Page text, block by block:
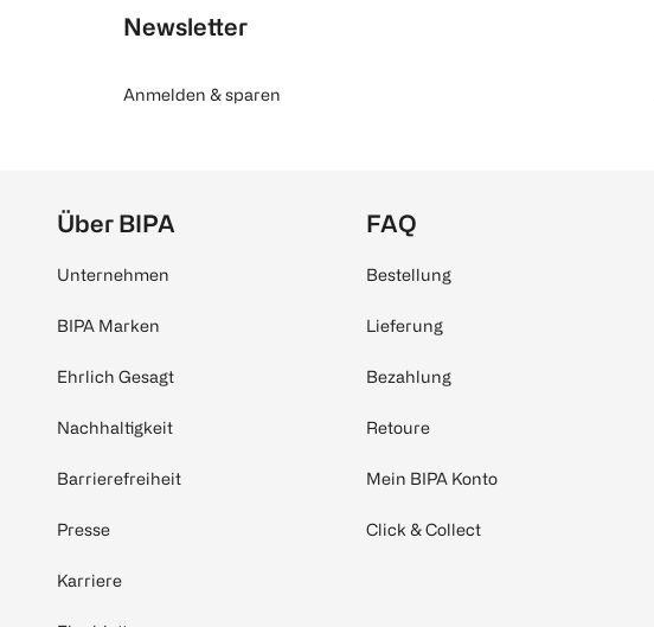
Newsletter
Anmelden & sparen
Über BIPA
Unternehmen
BIPA Marken
Ehrlich Gesagt
Nachhaltigkeit
Barrierefreiheit
Presse
Karriere
FAQ
Bestellung
Lieferung
Bezahlung
Retoure
Mein BIPA Konto
Click & Collect